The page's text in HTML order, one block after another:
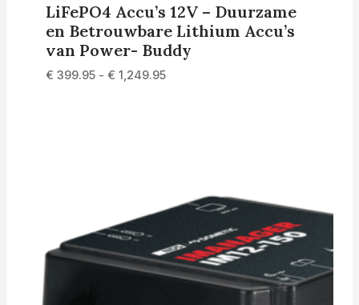
LiFePO4 Accu’s 12V – Duurzame
en Betrouwbare Lithium Accu’s
van Power- Buddy
€ 399.95 - € 1,249.95Prijsklasse: